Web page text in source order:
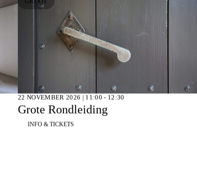
GROOT
22 NOVEMBER 2026 | 11:00 - 12:30
Grote Rondleiding
INFO & TICKETS